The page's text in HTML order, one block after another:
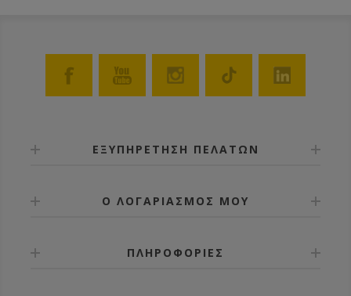
ΕΞΥΠΗΡΕΤΗΣΗ ΠΕΛΑΤΩΝ
Ο ΛΟΓΑΡΙΑΣΜΟΣ ΜΟΥ
ΠΛΗΡΟΦΟΡΙΕΣ